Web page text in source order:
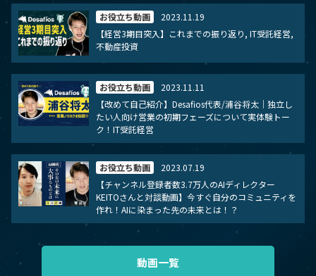
お役立ち動画
2023.11.19
【経営3期目突入】これまでの振り返り, IT受託経営,
不動産投資
お役立ち動画
2023.11.11
【改めて自己紹介】Desafios代表/浦谷将太｜独立し
たい人向け営業の初期フェーズについて実体験トー
ク！IT受託経営
お役立ち動画
2023.07.19
【チャンネル登録者数3.7万人のAIディレクター
KEITOさんと対談動画】今すぐ自分のコミュニティを
作れ！AIに染まった先の未来とは！？
動画一覧